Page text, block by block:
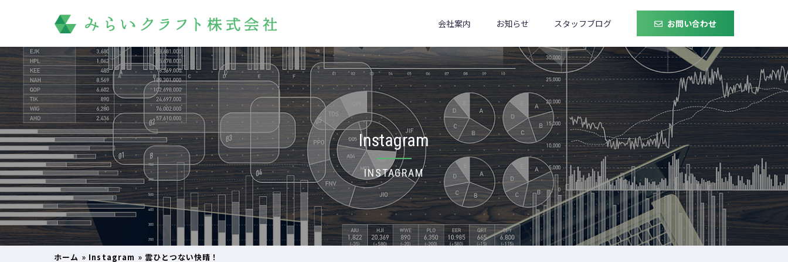
会社案内 お知らせ スタッフブログ お問い合わせ
Instagram
INSTAGRAM
ホーム » Instagram » 雲ひとつない快晴！